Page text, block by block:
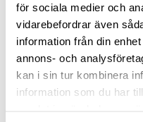
för sociala medier och
vidarebefordrar även
information från din
annons- och
kan i sin tur kombinera
information som du har
Från 693,75 kr
Finns fler varianter
Köp